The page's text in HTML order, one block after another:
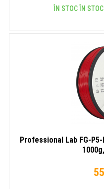
ÎN STOC ÎN
Professional Lab FG-P5-